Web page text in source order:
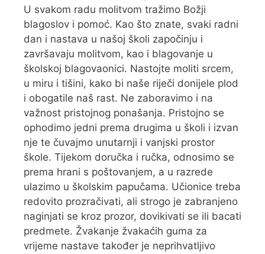
U svakom radu molitvom tražimo Božji
blagoslov i pomoć. Kao što znate, svaki radni
dan i nastava u našoj školi započinju i
završavaju molitvom, kao i blagovanje u
školskoj blagovaonici. Nastojte moliti srcem,
u miru i tišini, kako bi naše riječi donijele plod
i obogatile naš rast. Ne zaboravimo i na
važnost pristojnog ponašanja. Pristojno se
ophodimo jedni prema drugima u školi i izvan
nje te čuvajmo unutarnji i vanjski prostor
škole. Tijekom doručka i ručka, odnosimo se
prema hrani s poštovanjem, a u razrede
ulazimo u školskim papučama. Učionice treba
redovito prozračivati, ali strogo je zabranjeno
naginjati se kroz prozor, dovikivati se ili bacati
predmete. Žvakanje žvakaćih guma za
vrijeme nastave također je neprihvatljivo